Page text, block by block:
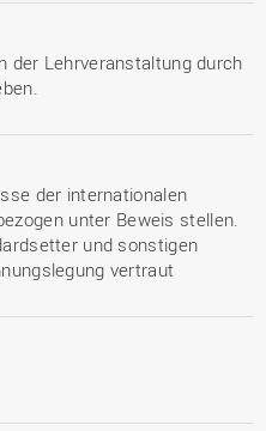
der Lehrveranstaltung durch
der internationalen
unter Beweis stellen.
und sonstigen
vertraut